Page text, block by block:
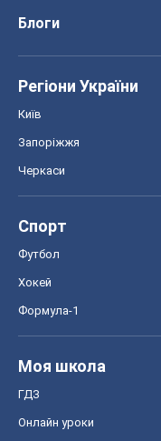
Блоги
Регіони України
Київ
Запоріжжя
Черкаси
Спорт
Футбол
Хокей
Формула-1
Моя школа
ГДЗ
Онлайн уроки